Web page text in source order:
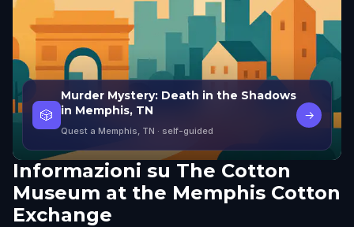
🎲
Murder Mystery: Death in the Shadows
in Memphis, TN
Quest a Memphis, TN · self-guided
→
Informazioni su The Cotton
Museum at the Memphis Cotton
Exchange